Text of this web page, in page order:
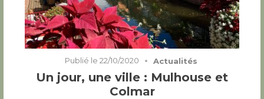
Publié le 22/10/2020 Actualités
Un jour, une ville : Mulhouse et
Colmar